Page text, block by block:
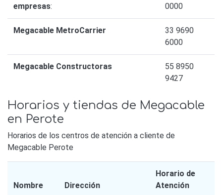
empresas:
0000
Megacable MetroCarrier
33 9690
6000
Megacable Constructoras
55 8950
9427
Horarios y tiendas de Megacable
en Perote
Horarios de los centros de atención a cliente de
Megacable Perote
Nombre Dirección
Horario de
Atención